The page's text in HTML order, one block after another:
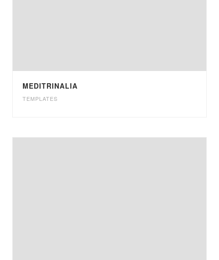
MEDITRINALIA
TEMPLATES